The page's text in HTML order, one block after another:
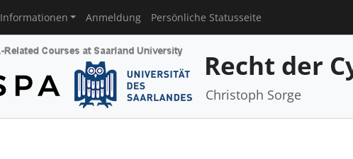
Informationen Anmeldung Persönliche Statusseite
Recht der
Christoph Sorge